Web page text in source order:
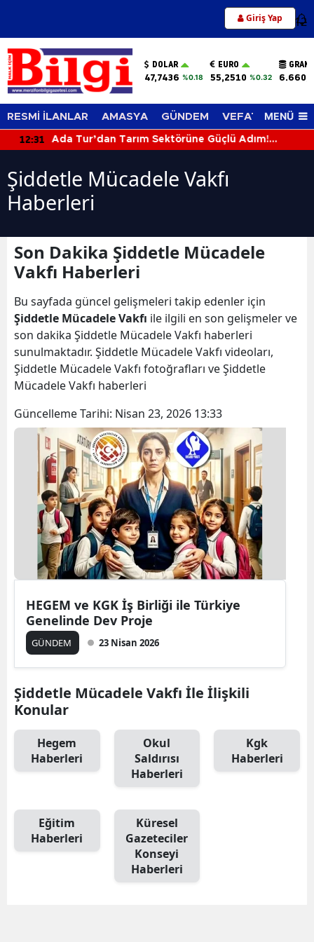
Giriş Yap 12
DOLAR
47,7436 %0.18
EURO
55,2510 %0.32
RESMİ İLANLAR AMASYA GÜNDEM VEFAT EDENLER
MENÜ
12:31
Ada Tur’dan Tarım Sektörüne Güçlü Adım!
Şiddetle Mücadele Vakfı
Haberleri
Son Dakika Şiddetle Mücadele
Vakfı Haberleri
Bu sayfada güncel gelişmeleri takip edenler için
Şiddetle Mücadele Vakfı ile ilgili en son gelişmeler ve
son dakika Şiddetle Mücadele Vakfı haberleri
sunulmaktadır. Şiddetle Mücadele Vakfı videoları,
Şiddetle Mücadele Vakfı fotoğrafları ve Şiddetle
Mücadele Vakfı haberleri
Güncelleme Tarihi: Nisan 23, 2026 13:33
HEGEM ve KGK İş Birliği ile Türkiye
Genelinde Dev Proje
GÜNDEM 23 Nisan 2026
Şiddetle Mücadele Vakfı İle İlişkili
Konular
Hegem
Haberleri
Okul
Saldırısı
Haberleri
Kgk
Haberleri
Eğitim
Haberleri
Küresel
Gazeteciler
Konseyi
Haberleri